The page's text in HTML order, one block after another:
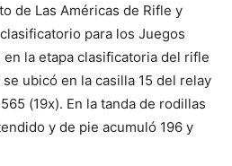
de Las Américas de Rifle y
para los Juegos
la etapa clasificatoria del rifle
ubicó en la casilla 15 del relay
(19x). En la tanda de rodillas
y de pie acumuló 196 y